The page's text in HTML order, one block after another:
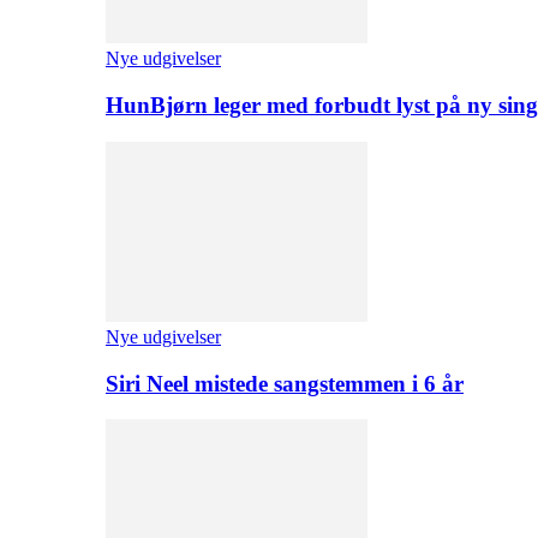
Nye udgivelser
HunBjørn leger med forbudt lyst på ny
Nye udgivelser
Siri Neel mistede sangstemmen i 6 år